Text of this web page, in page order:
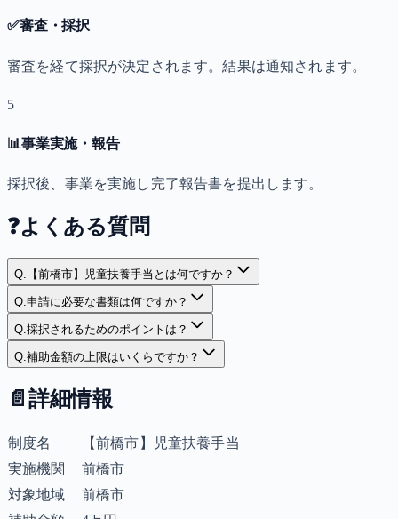
✅審査・採択
審査を経て採択が決定されます。結果は通知されます。
5
📊事業実施・報告
採択後、事業を実施し完了報告書を提出します。
❓よくある質問
Q. 【前橋市】児童扶養手当とは何ですか？
Q.申請に必要な書類は何ですか？
Q.採択されるためのポイントは？
Q.補助金額の上限はいくらですか？
📄 詳細情報
制度名
【前橋市】児童扶養手当
実施機関
前橋市
対象地域
前橋市